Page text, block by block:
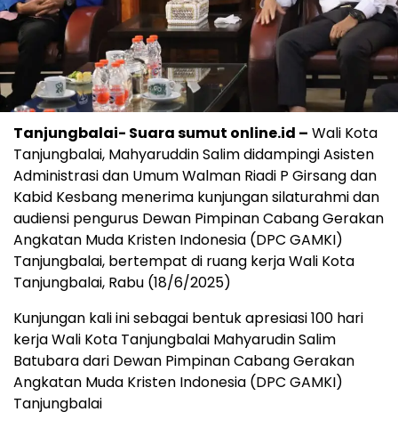
Tanjungbalai- Suara sumut online.id – Wali Kota
Tanjungbalai, Mahyaruddin Salim didampingi Asisten
Administrasi dan Umum Walman Riadi P Girsang dan
Kabid Kesbang menerima kunjungan silaturahmi dan
audiensi pengurus Dewan Pimpinan Cabang Gerakan
Angkatan Muda Kristen Indonesia (DPC GAMKI)
Tanjungbalai, bertempat di ruang kerja Wali Kota
Tanjungbalai, Rabu (18/6/2025)
Kunjungan kali ini sebagai bentuk apresiasi 100 hari
kerja Wali Kota Tanjungbalai Mahyarudin Salim
Batubara dari Dewan Pimpinan Cabang Gerakan
Angkatan Muda Kristen Indonesia (DPC GAMKI)
Tanjungbalai